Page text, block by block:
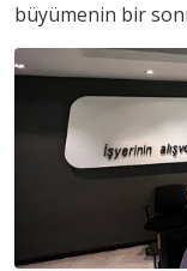
büyümenin bir